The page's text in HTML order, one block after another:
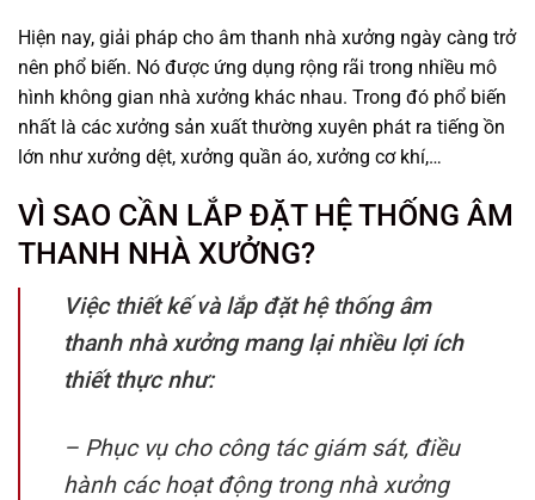
Hiện nay, giải pháp cho âm thanh nhà xưởng ngày càng trở
nên phổ biến. Nó được ứng dụng rộng rãi trong nhiều mô
hình không gian nhà xưởng khác nhau. Trong đó phổ biến
nhất là các xưởng sản xuất thường xuyên phát ra tiếng ồn
lớn như xưởng dệt, xưởng quần áo, xưởng cơ khí,…
VÌ SAO CẦN LẮP ĐẶT HỆ THỐNG ÂM
THANH NHÀ XƯỞNG?
Việc thiết kế và lắp đặt hệ thống âm
thanh nhà xưởng mang lại nhiều lợi ích
thiết thực như:
– Phục vụ cho công tác giám sát, điều
hành các hoạt động trong nhà xưởng